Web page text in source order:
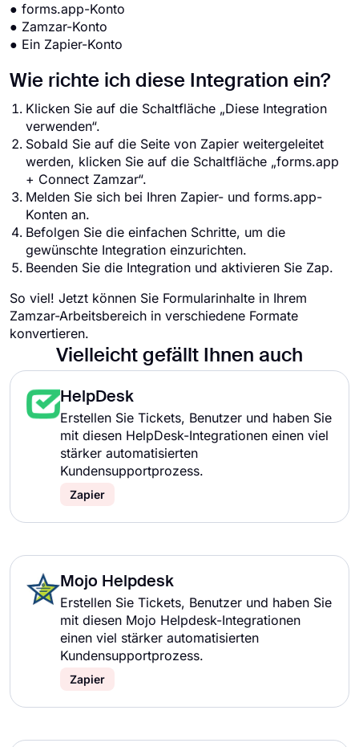
● forms.app-Konto
● Zamzar-Konto
● Ein Zapier-Konto
Wie richte ich diese Integration ein?
Klicken Sie auf die Schaltfläche „Diese Integration
verwenden“.
Sobald Sie auf die Seite von Zapier weitergeleitet
werden, klicken Sie auf die Schaltfläche „forms.app
+ Connect Zamzar“.
Melden Sie sich bei Ihren Zapier- und forms.app-
Konten an.
Befolgen Sie die einfachen Schritte, um die
gewünschte Integration einzurichten.
Beenden Sie die Integration und aktivieren Sie Zap.
So viel! Jetzt können Sie Formularinhalte in Ihrem
Zamzar-Arbeitsbereich in verschiedene Formate
konvertieren.
Vielleicht gefällt Ihnen auch
HelpDesk
Erstellen Sie Tickets, Benutzer und haben Sie
mit diesen HelpDesk-Integrationen einen viel
stärker automatisierten
Kundensupportprozess.
Zapier
Mojo Helpdesk
Erstellen Sie Tickets, Benutzer und haben Sie
mit diesen Mojo Helpdesk-Integrationen
einen viel stärker automatisierten
Kundensupportprozess.
Zapier